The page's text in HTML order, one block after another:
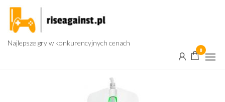
Przejdź
treści
Najlepsze gry w konkurencyjnych cenach
0